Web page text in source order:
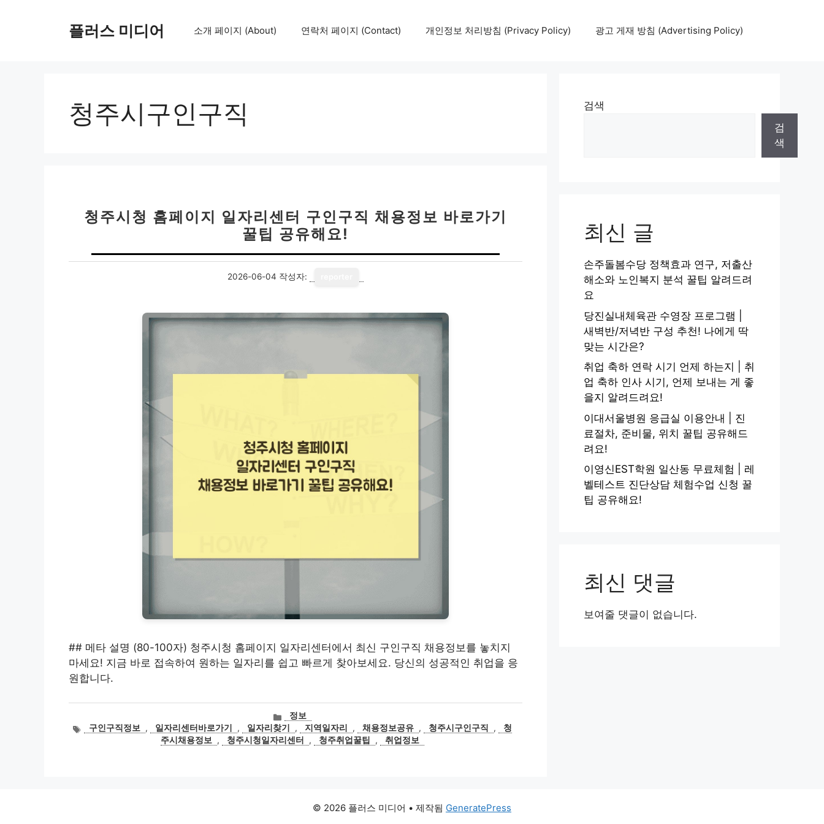
플러스 미디어 소개 페이지 (About) 연락처 페이지 (Contact) 개인정보 처리방침 (Privacy Policy) 광고 게재 방침 (Advertising Policy)
청주시구인구직
청주시청 홈페이지 일자리센터 구인구직 채용정보 바로가기
꿀팁 공유해요!
2026-06-04 작성자:
## 메타 설명 (80-100자) 청주시청 홈페이지 일자리센터에서 최신 구인구직 채용정보를 놓치지
마세요! 지금 바로 접속하여 원하는 일자리를 쉽고 빠르게 찾아보세요. 당신의 성공적인 취업을 응
원합니다.
카
테
고
정보
태구인구직정보 , 일자리센터바로가기 , 일자리찾기 , 지역일자리 , 채용정보공유 , 청주시구인구직 ,
청
주시채용정보
, 청주시청일자리센터 , 청주취업꿀팁 , 취업정보
검색
검
색
최신 글
손주돌봄수당 정책효과 연구, 저출산
해소와 노인복지 분석 꿀팁 알려드려
요
당진실내체육관 수영장 프로그램 |
새벽반/저녁반 구성 추천! 나에게 딱
맞는 시간은?
취업 축하 연락 시기 언제 하는지 | 취
업 축하 인사 시기, 언제 보내는 게 좋
을지 알려드려요!
이대서울병원 응급실 이용안내 | 진
료절차, 준비물, 위치 꿀팁 공유해드
려요!
이영신EST학원 일산동 무료체험 | 레
벨테스트 진단상담 체험수업 신청 꿀
팁 공유해요!
최신 댓글
보여줄 댓글이 없습니다.
© 2026 플러스 미디어 • 제작됨 GeneratePress